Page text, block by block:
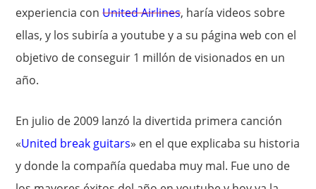
experiencia conUnited Airlines, haría videos sobre
ellas, y los subiría a youtube y a su página web con el
objetivo de conseguir 1 millón de visionados en un
año.
En julio de 2009 lanzó la divertida primera canción
«United break guitars» en el que explicaba su historia
y donde la compañía quedaba muy mal. Fue uno de